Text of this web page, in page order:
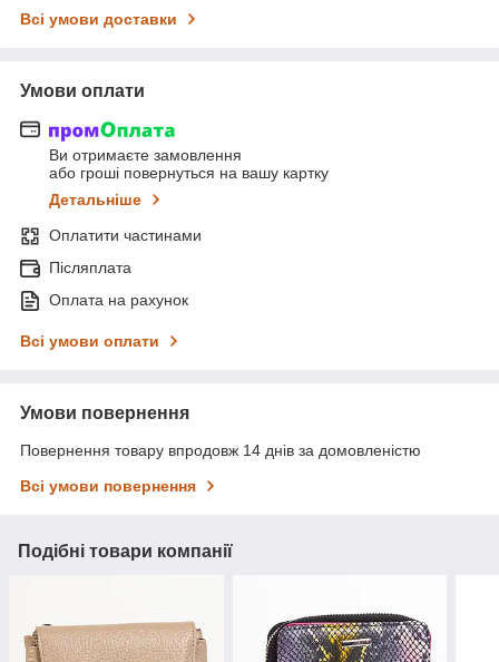
Всі умови доставки
Умови оплати
Ви отримаєте замовлення
або гроші повернуться на вашу картку
Детальніше
Оплатити частинами
Післяплата
Оплата на рахунок
Всі умови оплати
Умови повернення
Повернення товару впродовж 14 днів за домовленістю
Всі умови повернення
Подібні товари компанії